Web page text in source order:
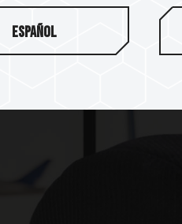
Español